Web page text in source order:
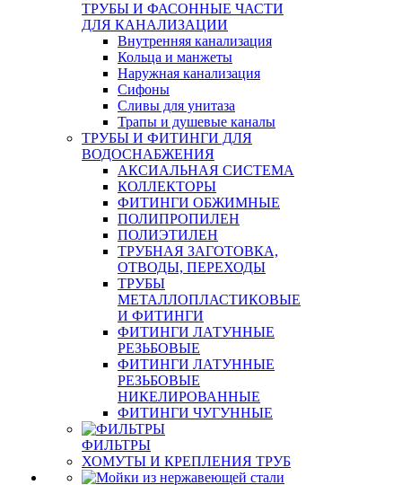
ТРУБЫ И ФАСОННЫЕ ЧАСТИ
ДЛЯ КАНАЛИЗАЦИИ
Внутренняя канализация
Кольца и манжеты
Наружная канализация
Сифоны
Сливы для унитаза
Трапы и душевые каналы
ТРУБЫ И ФИТИНГИ ДЛЯ
ВОДОСНАБЖЕНИЯ
АКСИАЛЬНАЯ СИСТЕМА
КОЛЛЕКТОРЫ
ФИТИНГИ ОБЖИМНЫЕ
ПОЛИПРОПИЛЕН
ПОЛИЭТИЛЕН
ТРУБНАЯ ЗАГОТОВКА,
ОТВОДЫ, ПЕРЕХОДЫ
ТРУБЫ
МЕТАЛЛОПЛАСТИКОВЫЕ
И ФИТИНГИ
ФИТИНГИ ЛАТУННЫЕ
РЕЗЬБОВЫЕ
ФИТИНГИ ЛАТУННЫЕ
РЕЗЬБОВЫЕ
НИКЕЛИРОВАННЫЕ
ФИТИНГИ ЧУГУННЫЕ
ФИЛЬТРЫ
ХОМУТЫ И КРЕПЛЕНИЯ ТРУБ